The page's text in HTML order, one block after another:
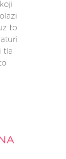
to
tla